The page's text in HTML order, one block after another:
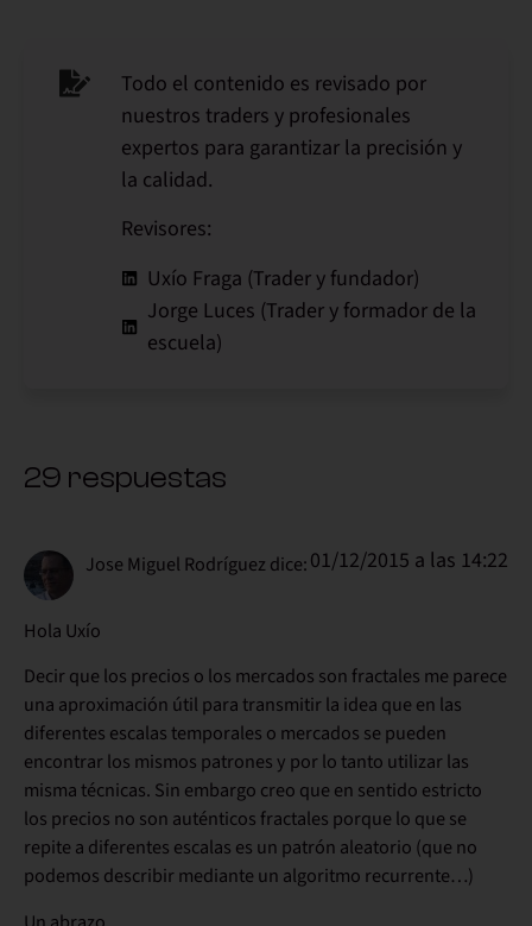
Todo el contenido es revisado por
nuestros traders y profesionales
expertos para garantizar la precisión y
la calidad.
Revisores:
Uxío Fraga (Trader y fundador)
Jorge Luces (Trader y formador de la
escuela)
29 respuestas
Jose Miguel Rodríguezdice:01/12/2015 a las 14:22
Hola Uxío
Decir que los precios o los mercados son fractales me parece
una aproximación útil para transmitir la idea que en las
diferentes escalas temporales o mercados se pueden
encontrar los mismos patrones y por lo tanto utilizar las
misma técnicas. Sin embargo creo que en sentido estricto
los precios no son auténticos fractales porque lo que se
repite a diferentes escalas es un patrón aleatorio (que no
podemos describir mediante un algoritmo recurrente…)